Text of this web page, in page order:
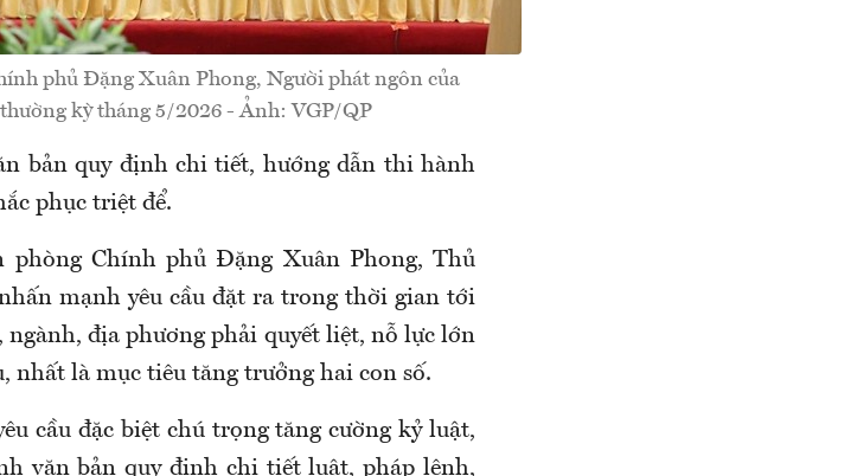
phủ Đặng Xuân Phong, Người phát ngôn của
kỳ tháng 5/2026 - Ảnh: VGP/QP
bản quy định chi tiết, hướng dẫn thi hành
phục triệt để.
phòng Chính phủ Đặng Xuân Phong, Thủ
mạnh yêu cầu đặt ra trong thời gian tới
địa phương phải quyết liệt, nỗ lực lớn
nhất là mục tiêu tăng trưởng hai con số.
cầu đặc biệt chú trọng tăng cường kỷ luật,
văn bản quy định chi tiết luật, pháp lệnh,